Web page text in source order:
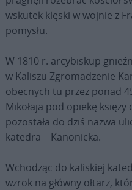
wskutek klęski w wojnie z
pomysłu.
W 1810 r. arcybiskup
w Kaliszu Zgromadzenie
obecnych tu przez ponad
Mikołaja pod opiekę
pozostała do dziś nazwa
katedra – Kanonicka.
Wchodząc do kaliskiej
wzrok na główny ołtarz,